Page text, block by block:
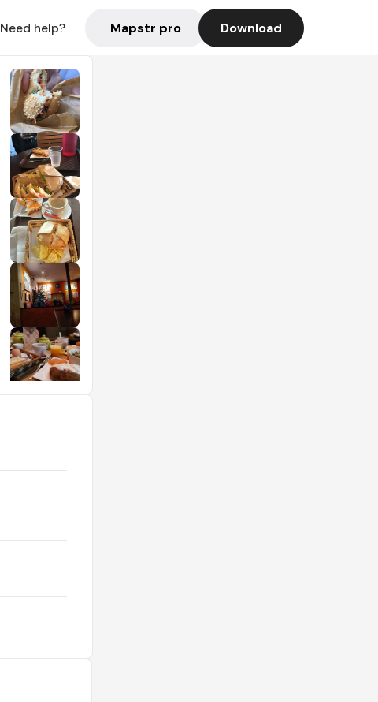
Need help? Mapstr pro Download